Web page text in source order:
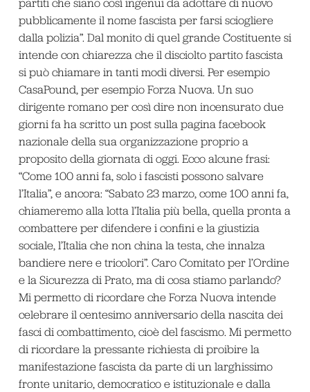
partiti che siano così ingenui da adottare di nuovo
pubblicamente il nome fascista per farsi sciogliere
dalla polizia”. Dal monito di quel grande Costituente si
intende con chiarezza che il disciolto partito fascista
si può chiamare in tanti modi diversi. Per esempio
CasaPound, per esempio Forza Nuova. Un suo
dirigente romano per così dire non incensurato due
giorni fa ha scritto un post sulla pagina facebook
nazionale della sua organizzazione proprio a
proposito della giornata di oggi. Ecco alcune frasi:
“Come 100 anni fa, solo i fascisti possono salvare
l’Italia”, e ancora: “Sabato 23 marzo, come 100 anni fa,
chiameremo alla lotta l’Italia più bella, quella pronta a
combattere per difendere i confini e la giustizia
sociale, l’Italia che non china la testa, che innalza
bandiere nere e tricolori”. Caro Comitato per l’Ordine
e la Sicurezza di Prato, ma di cosa stiamo parlando?
Mi permetto di ricordare che Forza Nuova intende
celebrare il centesimo anniversario della nascita dei
fasci di combattimento, cioè del fascismo. Mi permetto
di ricordare la pressante richiesta di proibire la
manifestazione fascista da parte di un larghissimo
fronte unitario, democratico e istituzionale e dalla